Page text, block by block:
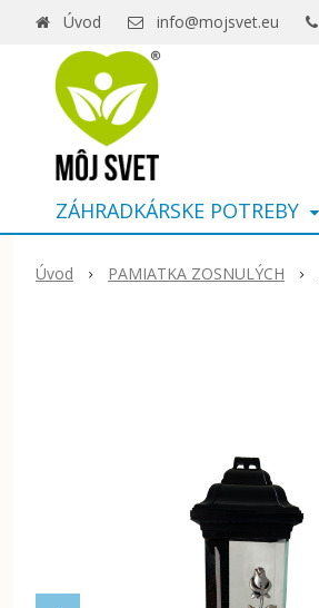
Úvod info@mojsvet.eu
ZÁHRADKÁRSKE POTREBY
Úvod PAMIATKA ZOSNULÝCH